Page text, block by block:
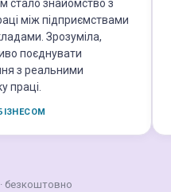
стало знайомство з
між підприємствами
Зрозуміла,
поєднувати
з реальними
праці.
безкоштовно